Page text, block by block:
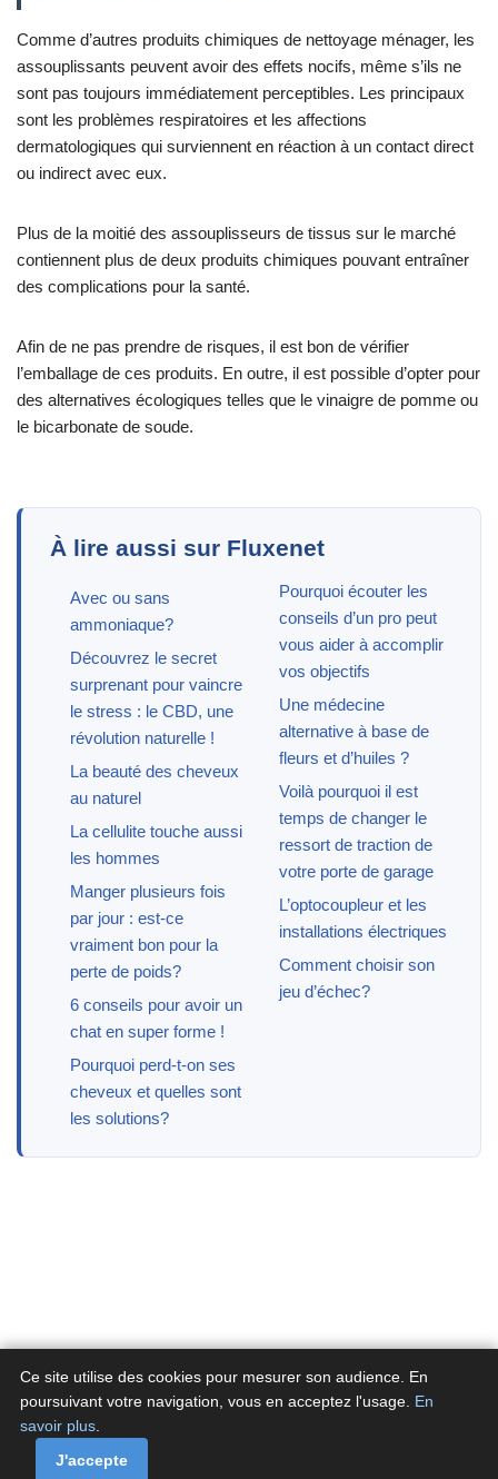
Comme d’autres produits chimiques de nettoyage ménager, les
assouplissants peuvent avoir des effets nocifs, même s’ils ne
sont pas toujours immédiatement perceptibles. Les principaux
sont les problèmes respiratoires et les affections
dermatologiques qui surviennent en réaction à un contact direct
ou indirect avec eux.
Plus de la moitié des assouplisseurs de tissus sur le marché
contiennent plus de deux produits chimiques pouvant entraîner
des complications pour la santé.
Afin de ne pas prendre de risques, il est bon de vérifier
l’emballage de ces produits. En outre, il est possible d’opter pour
des alternatives écologiques telles que le vinaigre de pomme ou
le bicarbonate de soude.
À lire aussi sur Fluxenet
Avec ou sans
ammoniaque?
Découvrez le secret
surprenant pour vaincre
le stress : le CBD, une
révolution naturelle !
La beauté des cheveux
au naturel
La cellulite touche aussi
les hommes
Manger plusieurs fois
par jour : est-ce
vraiment bon pour la
perte de poids?
6 conseils pour avoir un
chat en super forme !
Pourquoi perd-t-on ses
cheveux et quelles sont
les solutions?
Pourquoi écouter les
conseils d’un pro peut
vous aider à accomplir
vos objectifs
Une médecine
alternative à base de
fleurs et d’huiles ?
Voilà pourquoi il est
temps de changer le
ressort de traction de
votre porte de garage
L’optocoupleur et les
installations électriques
Comment choisir son
jeu d’échec?
A propos
Politique de cookies de Fluxenet.fr
Ce site utilise des cookies pour mesurer son audience. En
poursuivant votre navigation, vous en acceptez l'usage. En
savoir plus
J'accepte